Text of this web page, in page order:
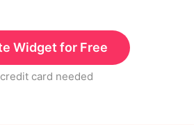
Widget for Free
card needed